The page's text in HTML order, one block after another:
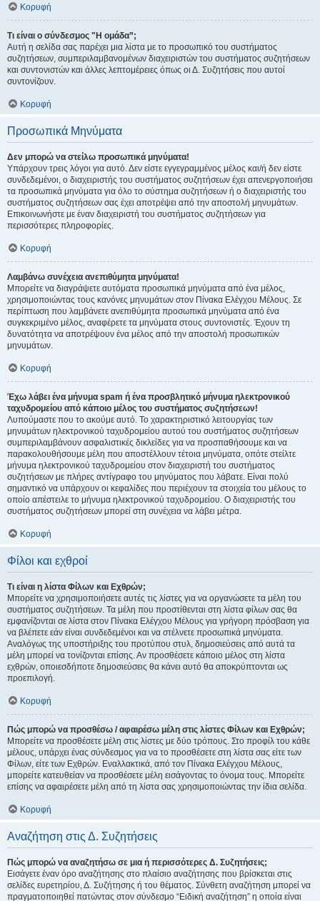
Κορυφή
Τι είναι ο σύνδεσμος "Η ομάδα”;
Αυτή η σελίδα σας παρέχει μια λίστα με το προσωπικό του συστήματος
συζητήσεων, συμπεριλαμβανομένων διαχειριστών του συστήματος συζητήσεων
και συντονιστών και άλλες λεπτομέρειες όπως οι Δ. Συζητήσεις που αυτοί
συντονίζουν.
Κορυφή
Προσωπικά Μηνύματα
Δεν μπορώ να στείλω προσωπικά μηνύματα!
Υπάρχουν τρεις λόγοι για αυτό. Δεν είστε εγγεγραμμένος μέλος και/ή δεν είστε
συνδεδεμένοι, ο διαχειριστής του συστήματος συζητήσεων έχει απενεργοποιήσει
τα προσωπικά μηνύματα για όλο το σύστημα συζητήσεων ή ο διαχειριστής του
συστήματος συζητήσεων σας έχει αποτρέψει από την αποστολή μηνυμάτων.
Επικοινωνήστε με έναν διαχειριστή του συστήματος συζητήσεων για
περισσότερες πληροφορίες.
Κορυφή
Λαμβάνω συνέχεια ανεπιθύμητα μηνύματα!
Μπορείτε να διαγράψετε αυτόματα προσωπικά μηνύματα από ένα μέλος,
χρησιμοποιώντας τους κανόνες μηνυμάτων στον Πίνακα Ελέγχου Μέλους. Σε
περίπτωση που λαμβάνετε ανεπιθύμητα προσωπικά μηνύματα από ένα
συγκεκριμένο μέλος, αναφέρετε τα μηνύματα στους συντονιστές. Έχουν τη
δυνατότητα να αποτρέψουν ένα μέλος από την αποστολή προσωπικών
μηνυμάτων.
Κορυφή
Έχω λάβει ένα μήνυμα spam ή ένα προσβλητικό μήνυμα ηλεκτρονικού
ταχυδρομείου από κάποιο μέλος του συστήματος συζητήσεων!
Λυπούμαστε που το ακούμε αυτό. Το χαρακτηριστικό λειτουργίας των
μηνυμάτων ηλεκτρονικού ταχυδρομείου αυτού του συστήματος συζητήσεων
συμπεριλαμβάνουν ασφαλιστικές δικλείδες για να προσπαθήσουμε και να
παρακολουθήσουμε μέλη που αποστέλλουν τέτοια μηνύματα, οπότε στείλτε
μήνυμα ηλεκτρονικού ταχυδρομείου στον διαχειριστή του συστήματος
συζητήσεων με πλήρες αντίγραφο του μηνύματος που λάβατε. Είναι πολύ
σημαντικό να υπάρχουν οι κεφαλίδες που περιέχουν τα στοιχεία του μέλους το
οποίο απέστειλε το μήνυμα ηλεκτρονικού ταχυδρομείου. Ο διαχειριστής του
συστήματος συζητήσεων μπορεί στη συνέχεια να λάβει μέτρα.
Κορυφή
Φίλοι και εχθροί
Τι είναι η λίστα Φίλων και Εχθρών;
Μπορείτε να χρησιμοποιήσετε αυτές τις λίστες για να οργανώσετε τα μέλη του
συστήματος συζητήσεων. Τα μέλη που προστίθενται στη λίστα φίλων σας θα
εμφανίζονται σε λίστα στον Πίνακα Ελέγχου Μέλους για γρήγορη πρόσβαση για
να βλέπετε εάν είναι συνδεδεμένοι και να στέλνετε προσωπικά μηνύματα.
Αναλόγως της υποστήριξης του προτύπου στυλ, δημοσιεύσεις από αυτά τα
μέλη μπορεί να τονίζονται επίσης. Αν προσθέσετε κάποιο μέλος στη λίστα
εχθρών, οποιεσδήποτε δημοσιεύσεις θα κάνει αυτό θα αποκρύπτονται ως
προεπιλογή.
Κορυφή
Πώς μπορώ να προσθέσω / αφαιρέσω μέλη στις λίστες Φίλων και Εχθρών;
Μπορείτε να προσθέσετε μέλη στις λίστες με δύο τρόπους. Στο προφίλ του κάθε
μέλους, υπάρχει ένας σύνδεσμος για να το προσθέσετε στη λίστα σας είτε των
Φίλων, είτε των Εχθρών. Εναλλακτικά, από τον Πίνακα Ελέγχου Μέλους,
μπορείτε κατευθείαν να προσθέσετε μέλη εισάγοντας το όνομα τους. Μπορείτε
επίσης να αφαιρέσετε μέλη από τη λίστα σας χρησιμοποιώντας την ίδια σελίδα.
Κορυφή
Αναζήτηση στις Δ. Συζητήσεις
Πώς μπορώ να αναζητήσω σε μια ή περισσότερες Δ. Συζητήσεις;
Εισάγετε έναν όρο αναζήτησης στο πλαίσιο αναζήτησης που βρίσκεται στις
σελίδες ευρετηρίου, Δ. Συζήτησης ή του θέματος. Σύνθετη αναζήτηση μπορεί να
πραγματοποιηθεί πατώντας στον σύνδεσμο “Ειδική αναζήτηση” η οποία είναι